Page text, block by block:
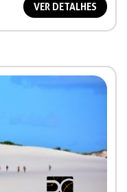
VER DETALHES